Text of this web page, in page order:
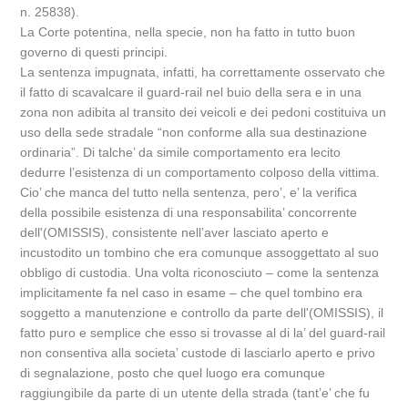
n. 25838).
La Corte potentina, nella specie, non ha fatto in tutto buon
governo di questi principi.
La sentenza impugnata, infatti, ha correttamente osservato che
il fatto di scavalcare il guard-rail nel buio della sera e in una
zona non adibita al transito dei veicoli e dei pedoni costituiva un
uso della sede stradale “non conforme alla sua destinazione
ordinaria”. Di talche’ da simile comportamento era lecito
dedurre l’esistenza di un comportamento colposo della vittima.
Cio’ che manca del tutto nella sentenza, pero’, e’ la verifica
della possibile esistenza di una responsabilita’ concorrente
dell'(OMISSIS), consistente nell’aver lasciato aperto e
incustodito un tombino che era comunque assoggettato al suo
obbligo di custodia. Una volta riconosciuto – come la sentenza
implicitamente fa nel caso in esame – che quel tombino era
soggetto a manutenzione e controllo da parte dell'(OMISSIS), il
fatto puro e semplice che esso si trovasse al di la’ del guard-rail
non consentiva alla societa’ custode di lasciarlo aperto e privo
di segnalazione, posto che quel luogo era comunque
raggiungibile da parte di un utente della strada (tant’e’ che fu